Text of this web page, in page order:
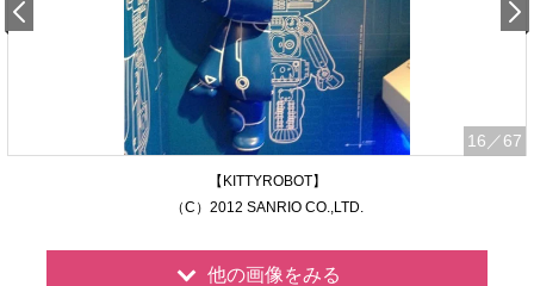
16 ／67
【KITTYROBOT】
（C）2012 SANRIO CO.,LTD.
他の画像をみる